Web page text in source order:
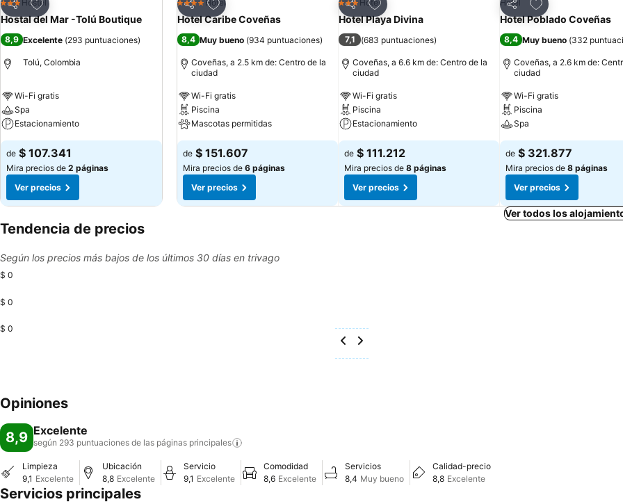
Compartir
3 Estrellas
Hostel
Hostal del Mar -Tolú Boutique
8,9 Excelente (293 puntuaciones)
Tolú, Colombia
Wi-Fi gratis
Spa
Estacionamiento
de $ 107.341
Mira precios de 2 páginas
Ver precios
Compartir
4 EstrellasHotel
Hotel Caribe Coveñas
8,4 Muy bueno (934 puntuaciones)
Coveñas, a 2.5 km de: Centro de la
ciudad
Wi-Fi gratis
Piscina
Mascotas permitidas
de $ 151.607
Mira precios de 6 páginas
Ver precios
Compartir
3 Estrellas
Hotel
Hotel Playa Divina
7,1 (683 puntuaciones)
Coveñas, a 6.6 km de: Centro de la
ciudad
Wi-Fi gratis
Piscina
Estacionamiento
de $ 111.212
Mira precios de 8 páginas
Ver precios
Compartir
Hotel
Hotel Poblado Coveñas
8,4 Muy bueno (332
Coveñas, a 2.6 km de:
ciudad
Wi-Fi gratis
Piscina
Spa
de $ 321.877
Mira precios de 8 páginas
Ver precios
Ver todos los
Tendencia de precios
Según los precios más bajos de los últimos 30 días en trivago
$ 0
$ 0
$ 0
Opiniones
8,9 Excelente
según 293 puntuaciones de las páginas principales
Limpieza
9,1 Excelente
Ubicación
8,8 Excelente
Servicio
9,1 Excelente
Comodidad
8,6 Excelente
Servicios
8,4 Muy bueno
Calidad-precio
8,8 Excelente
Servicios principales